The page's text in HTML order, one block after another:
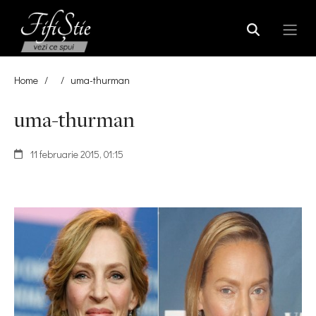
Home / / uma-thurman
uma-thurman
11 februarie 2015, 01:15